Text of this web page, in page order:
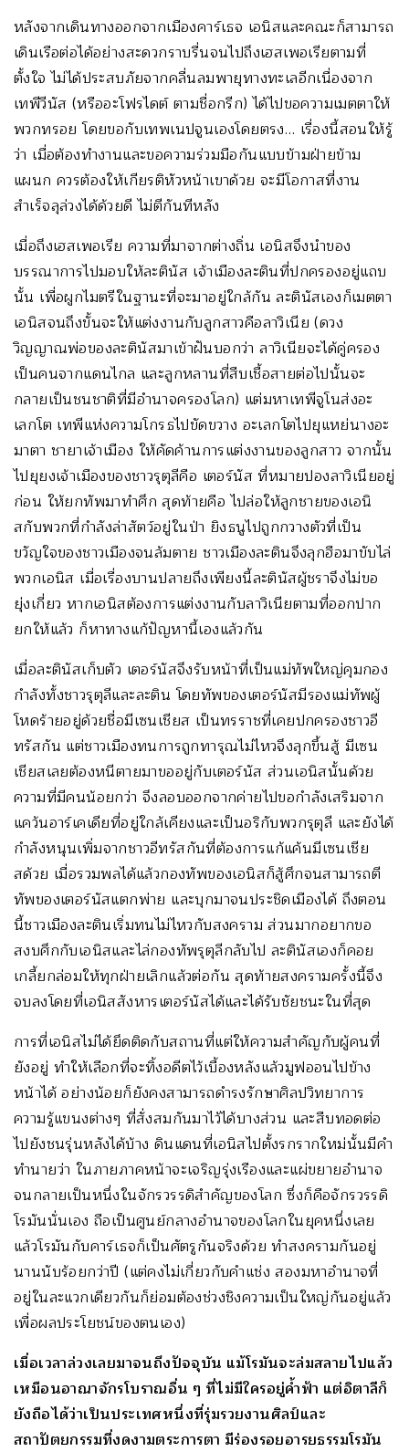
หลังจากเดินทางออกจากเมืองคาร์เธจ เอนิสและคณะก็สามารถ
เดินเรือต่อได้อย่างสะดวกราบรื่นจนไปถึงเฮสเพอเรียตามที่
ตั้งใจ ไม่ได้ประสบภัยจากคลื่นลมพายุทางทะเลอีกเนื่องจาก
เทพีวีนัส (หรืออะโฟรไดต์ ตามชื่อกรีก) ได้ไปขอความเมตตาให้
พวกทรอย โดยขอกับเทพเนปจูนเองโดยตรง… เรื่องนี้สอนให้รู้
ว่า เมื่อต้องทำงานและขอความร่วมมือกันแบบข้ามฝ่ายข้าม
แผนก ควรต้องให้เกียรติหัวหน้าเขาด้วย จะมีโอกาสที่งาน
สำเร็จลุล่วงได้ด้วยดี ไม่ตีกันทีหลัง
เมื่อถึงเฮสเพอเรีย ความที่มาจากต่างถิ่น เอนิสจึงนำของ
บรรณาการไปมอบให้ละตินัส เจ้าเมืองละตินที่ปกครองอยู่แถบ
นั้น เพื่อผูกไมตรีในฐานะที่จะมาอยู่ใกล้กัน ละตินัสเองก็เมตตา
เอนิสจนถึงขั้นจะให้แต่งงานกับลูกสาวคือลาวิเนีย (ดวง
วิญญาณพ่อของละตินัสมาเข้าฝันบอกว่า ลาวิเนียจะได้คู่ครอง
เป็นคนจากแดนไกล และลูกหลานที่สืบเชื้อสายต่อไปนั้นจะ
กลายเป็นชนชาติที่มีอำนาจครองโลก) แต่มหาเทพีจูโนส่งอะ
เลกโต เทพีแห่งความโกรธไปขัดขวาง อะเลกโตไปยุแหย่นางอะ
มาตา ชายาเจ้าเมือง ให้คัดค้านการแต่งงานของลูกสาว จากนั้น
ไปยุยงเจ้าเมืองของชาวรุตุลีคือ เตอร์นัส ที่หมายปองลาวิเนียอยู่
ก่อน ให้ยกทัพมาทำศึก สุดท้ายคือ ไปล่อให้ลูกชายของเอนิ
สกับพวกที่กำลังล่าสัตว์อยู่ในป่า ยิงธนูไปถูกกวางตัวที่เป็น
ขวัญใจของชาวเมืองจนล้มตาย ชาวเมืองละตินจึงลุกฮือมาขับไล่
พวกเอนิส เมื่อเรื่องบานปลายถึงเพียงนี้ละตินัสผู้ชราจึงไม่ขอ
ยุ่งเกี่ยว หากเอนิสต้องการแต่งงานกับลาวิเนียตามที่ออกปาก
ยกให้แล้ว ก็หาทางแก้ปัญหานี้เองแล้วกัน
เมื่อละตินัสเก็บตัว เตอร์นัสจึงรับหน้าที่เป็นแม่ทัพใหญ่คุมกอง
กำลังทั้งชาวรุตุลีและละติน โดยทัพของเตอร์นัสมีรองแม่ทัพผู้
โหดร้ายอยู่ด้วยชื่อมีเซนเชียส เป็นทรราชที่เคยปกครองชาวอี
ทรัสกัน แต่ชาวเมืองทนการถูกทารุณไม่ไหวจึงลุกขึ้นสู้ มีเซน
เชียสเลยต้องหนีตายมาขออยู่กับเตอร์นัส ส่วนเอนิสนั้นด้วย
ความที่มีคนน้อยกว่า จึงลอบออกจากค่ายไปขอกำลังเสริมจาก
แคว้นอาร์เคเดียที่อยู่ใกล้เคียงและเป็นอริกับพวกรุตุลี และยังได้
กำลังหนุนเพิ่มจากชาวอีทรัสกันที่ต้องการแก้แค้นมีเซนเชีย
สด้วย เมื่อรวมพลได้แล้วกองทัพของเอนิสก็สู้ศึกจนสามารถตี
ทัพของเตอร์นัสแตกพ่าย และบุกมาจนประชิดเมืองได้ ถึงตอน
นี้ชาวเมืองละตินเริ่มทนไม่ไหวกับสงคราม ส่วนมากอยากขอ
สงบศึกกับเอนิสและไล่กองทัพรุตุลีกลับไป ละตินัสเองก็คอย
เกลี้ยกล่อมให้ทุกฝ่ายเลิกแล้วต่อกัน สุดท้ายสงครามครั้งนี้จึง
จบลงโดยที่เอนิสสังหารเตอร์นัสได้และได้รับชัยชนะในที่สุด
การที่เอนิสไม่ได้ยึดติดกับสถานที่แต่ให้ความสำคัญกับผู้คนที่
ยังอยู่ ทำให้เลือกที่จะทิ้งอดีตไว้เบื้องหลังแล้วมูฟออนไปข้าง
หน้าได้ อย่างน้อยก็ยังคงสามารถดำรงรักษาศิลปวิทยาการ
ความรู้แขนงต่างๆ ที่สั่งสมกันมาไว้ได้บางส่วน และสืบทอดต่อ
ไปยังชนรุ่นหลังได้บ้าง ดินแดนที่เอนิสไปตั้งรกรากใหม่นั้นมีคำ
ทำนายว่า ในภายภาคหน้าจะเจริญรุ่งเรืองและแผ่ขยายอำนาจ
จนกลายเป็นหนึ่งในจักรวรรดิสำคัญของโลก ซึ่งก็คือจักรวรรดิ
โรมันนั่นเอง ถือเป็นศูนย์กลางอำนาจของโลกในยุคหนึ่งเลย
แล้วโรมันกับคาร์เธจก็เป็นศัตรูกันจริงด้วย ทำสงครามกันอยู่
นานนับร้อยกว่าปี (แต่คงไม่เกี่ยวกับคำแช่ง สองมหาอำนาจที่
อยู่ในละแวกเดียวกันก็ย่อมต้องช่วงชิงความเป็นใหญ่กันอยู่แล้ว
เพื่อผลประโยชน์ของตนเอง)
เมื่อเวลาล่วงเลยมาจนถึงปัจจุบัน แม้โรมันจะล่มสลายไปแล้ว
เหมือนอาณาจักรโบราณอื่น ๆ ที่ไม่มีใครอยู่ค้ำฟ้า แต่อิตาลีก็
ยังถือได้ว่าเป็นประเทศหนึ่งที่รุ่มรวยงานศิลป์และ
สถาปัตยกรรมที่งดงามตระการตา มีร่องรอยอารยธรรมโรมัน